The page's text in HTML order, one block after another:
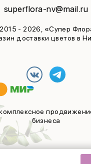
superflora-nv@mail.ru
- 2026, «Супер
доставки цветов в
бизнеса